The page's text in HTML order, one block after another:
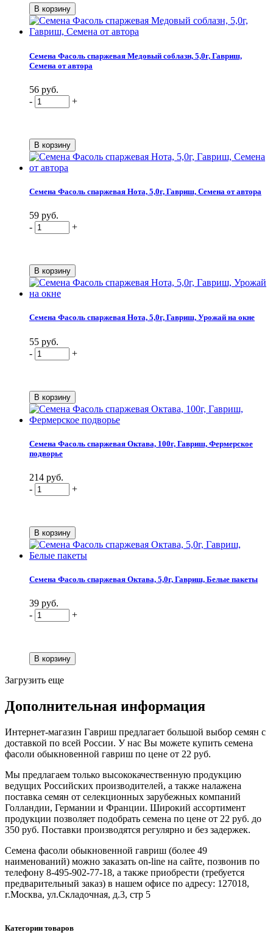
Семена Фасоль спаржевая Медовый соблазн, 5,0г, Гавриш,
Семена от автора
56 руб.
-
+
Семена Фасоль спаржевая Нота, 5,0г, Гавриш, Семена от автора
59 руб.
-
+
Семена Фасоль спаржевая Нота, 5,0г, Гавриш, Урожай на окне
55 руб.
-
+
Семена Фасоль спаржевая Октава, 100г, Гавриш, Фермерское
подворье
214 руб.
-
+
Семена Фасоль спаржевая Октава, 5,0г, Гавриш, Белые пакеты
39 руб.
-
+
Загрузить еще
Дополнительная информация
Интернет-магазин Гавриш предлагает большой выбор семян с
доставкой по всей России. У нас Вы можете купить семена
фасоли обыкновенной гавриш по цене от 22 руб.
Мы предлагаем только высококачественную продукцию
ведущих Российских производителей, а также налажена
поставка семян от селекционных зарубежных компаний
Голландии, Германии и Франции. Широкий ассортимент
продукции позволяет подобрать семена по цене от 22 руб. до
350 руб. Поставки производятся регулярно и без задержек.
Семена фасоли обыкновенной гавриш (более 49
наименований) можно заказать on-line на сайте, позвонив по
телефону 8-495-902-77-18, а также приобрести (требуется
предварительный заказ) в нашем офисе по адресу: 127018,
г.Москва, ул.Складочная, д.3, стр 5
Категории товаров